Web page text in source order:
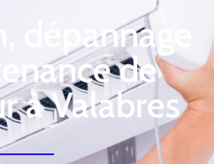
de
à Valabres